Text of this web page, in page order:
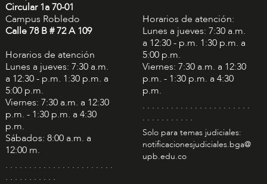
Circular 1a 70-01
Campus Robledo
Calle 78 B # 72 A 109
Horarios de atención
Lunes a jueves: 7:30 a.m.
a 12:30 - p.m. 1:30 p.m. a
5:00 p.m.
Viernes: 7:30 a.m. a 12:30
p.m. - 1:30 p.m. a 4:30
p.m.
Sábados: 8:00 a.m. a
12:00 m.
. . . . . . . . . . . . . . . . . . . . . . .
. . . . . . . . . . .
Horarios de atención:
Lunes a jueves: 7:30 a.m.
a 12:30 - p.m. 1:30 p.m. a
5:00 p.m.
Viernes: 7:30 a.m. a 12:30
p.m. - 1:30 p.m. a 4:30
p.m.
. . . . . . . . . . . . . . . . . . . . . . .
. . . . . . . . . . .
Solo para temas judiciales:
notificacionesjudiciales.bga@
upb.edu.co